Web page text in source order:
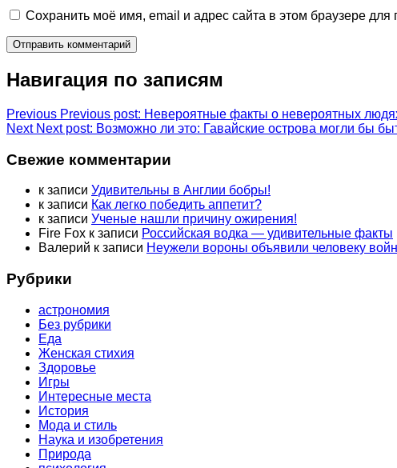
Сохранить моё имя, email и адрес сайта в этом браузере
Навигация по записям
Previous Previous post: Невероятные факты о невероятных
Next Next post: Возможно ли это: Гавайские острова могли бы
Свежие комментарии
к записи Удивительны в Англии бобры!
к записи Как легко победить аппетит?
к записи Ученые нашли причину ожирения!
Fire Fox к записи Российская водка — удивительные факты
Валерий к записи Неужели вороны объявили человеку
Рубрики
астрономия
Без рубрики
Еда
Женская стихия
Здоровье
Игры
Интересные места
История
Мода и стиль
Наука и изобретения
Природа